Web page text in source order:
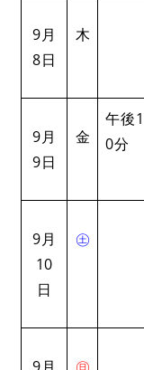
9月
8日
木
9月
9日
金
午後
0分
9月
10
日
㊏